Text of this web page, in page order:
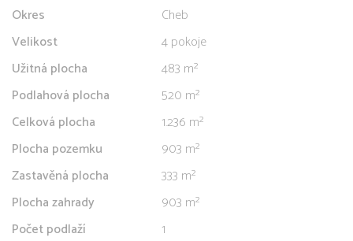
Okres
Cheb
Velikost
4 pokoje
Užitná plocha
483 m²
Podlahová plocha
520 m²
Celková plocha
1.236 m²
Plocha pozemku
903 m²
Zastavěná plocha
333 m²
Plocha zahrady
903 m²
Počet podlaží
1